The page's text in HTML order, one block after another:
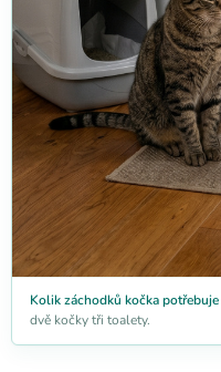
Kolik záchodků kočka potřebuje
dvě kočky tři toalety.